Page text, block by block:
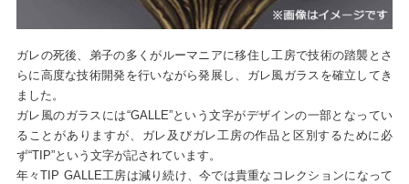
ガレの死後、弟子の多くがルーマニアに移住し工房で技術の踏襲とさ
らに高度な技術開発を行いながら発展し、ガレ風ガラスを確立してき
ました。
ガレ風のガラスには“GALLE”という文字がデザインの一部となってい
ることがありますが、ガレ及びガレ工房の作品と区別するために必
ず“TIP”という文字が記されています。
年々TIP GALLE工房は減り続け、今では貴重なコレクションになって